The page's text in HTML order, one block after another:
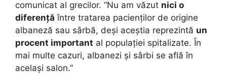
comunicat al grecilor. “Nu am văzut nici o
diferență între tratarea pacienților de origine
albaneză sau sârbă, deși aceștia reprezintă un
procent important al populației spitalizate. În
mai multe cazuri, albanezi și sârbi se află în
același salon.”